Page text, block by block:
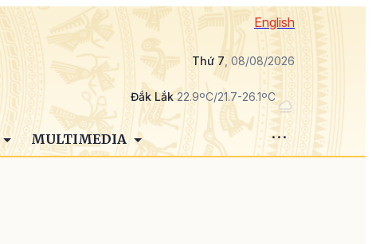
English
Thứ 7, 08/08/2026
Đắk Lắk22.9ºC/21.7-26.1ºC
MULTIMEDIA